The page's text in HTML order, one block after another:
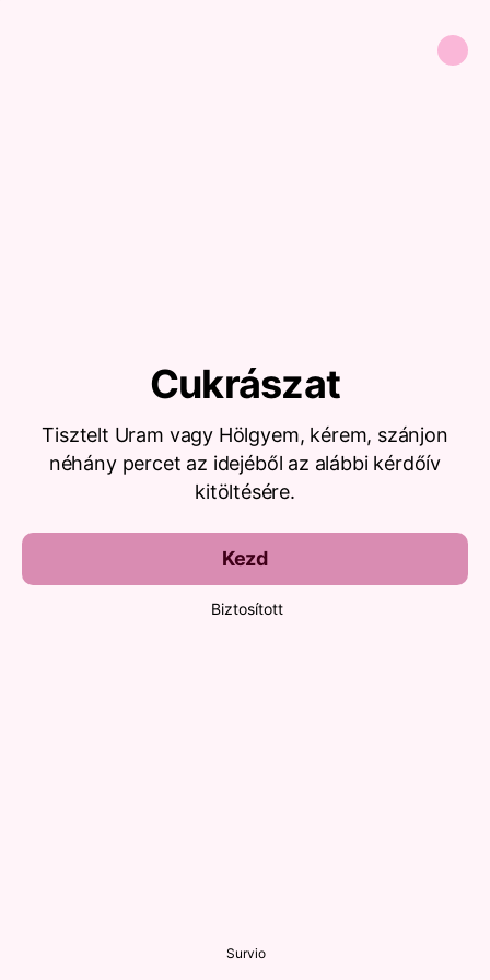
Cukrászat
Tisztelt Uram vagy Hölgyem, kérem, szánjon
néhány percet az idejéből az alábbi kérdőív
kitöltésére.
Kezd
Biztosított
Survio